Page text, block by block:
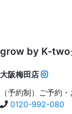
grow by K-two
大阪梅田店
（予約制）ご予約
0120-992-080